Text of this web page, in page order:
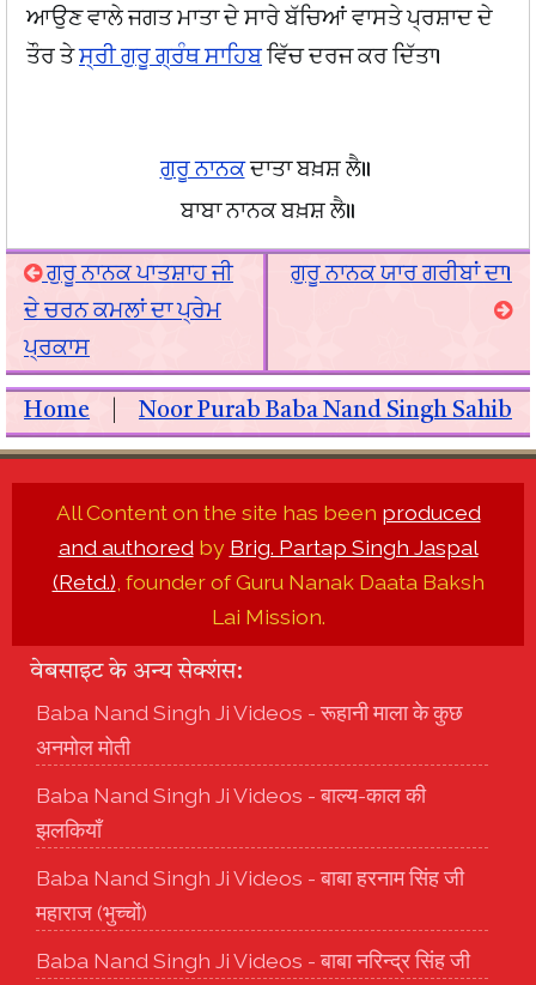
ਆਉਣ ਵਾਲੇ ਜਗਤ ਮਾਤਾ ਦੇ ਸਾਰੇ ਬੱਚਿਆਂ ਵਾਸਤੇ ਪ੍ਰਸ਼ਾਦ ਦੇ
ਤੌਰ ਤੇਸ੍ਰੀ ਗੁਰੂ ਗ੍ਰੰਥ ਸਾਹਿਬਵਿੱਚ ਦਰਜ ਕਰ ਦਿੱਤਾ।
ਗੁਰੂ ਨਾਨਕਦਾਤਾ ਬਖ਼ਸ਼ ਲੈ॥
ਬਾਬਾ ਨਾਨਕ ਬਖ਼ਸ਼ ਲੈ॥
ਗੁਰੂ ਨਾਨਕ ਪਾਤਸ਼ਾਹ ਜੀ
ਦੇ ਚਰਨ ਕਮਲਾਂ ਦਾ ਪ੍ਰੇਮ
ਪ੍ਰਕਾਸ
ਗੁਰੂ ਨਾਨਕ ਯਾਰ ਗਰੀਬਾਂ ਦਾ।
Home Noor Purab Baba Nand Singh Sahib
All Content on the site has been produced
and authored by Brig. Partap Singh Jaspal
(Retd.) , founder of Guru Nanak Daata Baksh
Lai Mission.
वेबसाइट के अन्य सेक्शंस:
Baba Nand Singh Ji Videos - रूहानी माला के कुछ
अनमोल मोती
Baba Nand Singh Ji Videos - बाल्य-काल की
झलकियाँ
Baba Nand Singh Ji Videos - बाबा हरनाम सिंह जी
महाराज (भुच्चों)
Baba Nand Singh Ji Videos - बाबा नरिन्द्र सिंह जी